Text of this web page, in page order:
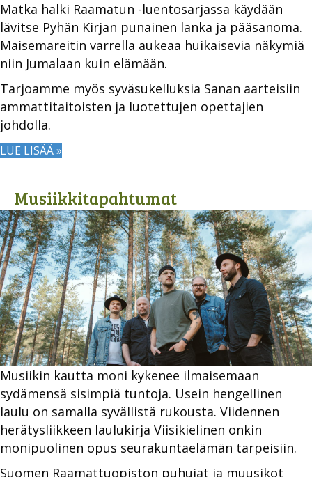
Matka halki Raamatun -luentosarjassa käydään
lävitse Pyhän Kirjan punainen lanka ja pääsanoma.
Maisemareitin varrella aukeaa huikaisevia näkymiä
niin Jumalaan kuin elämään.
Tarjoamme myös syväsukelluksia Sanan aarteisiin
ammattitaitoisten ja luotettujen opettajien
johdolla.
LUE LISÄÄ »
Musiikkitapahtumat
Musiikin kautta moni kykenee ilmaisemaan
sydämensä sisimpiä tuntoja. Usein hengellinen
laulu on samalla syvällistä rukousta. Viidennen
herätysliikkeen laulukirja Viisikielinen onkin
monipuolinen opus seurakuntaelämän tarpeisiin.
Suomen Raamattuopiston puhujat ja muusikot